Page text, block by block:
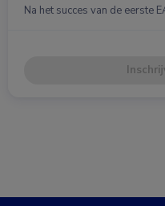
Na het succes van de eerste